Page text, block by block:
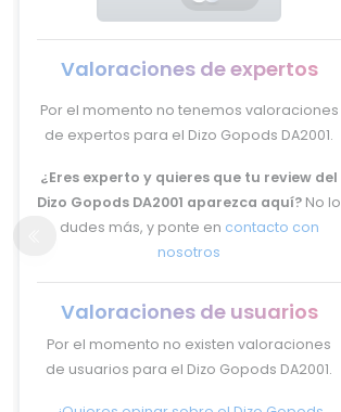
Valoraciones de expertos
Por el momento no tenemos valoraciones
de expertos para el Dizo Gopods DA2001.
¿Eres experto y quieres que tu review del
Dizo Gopods DA2001 aparezca aquí? No lo
dudes más, y ponte en contacto con
nosotros
Valoraciones de usuarios
Por el momento no existen valoraciones
de usuarios para el Dizo Gopods DA2001.